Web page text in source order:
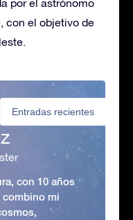
por el astrónomo
con el objetivo de
Entradas recientes
con 10 años
combino mi